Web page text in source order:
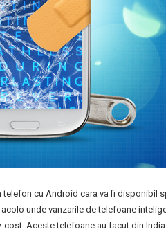
cu Android cara va fi disponibil
unde vanzarile de telefoane
Aceste telefoane au facut din